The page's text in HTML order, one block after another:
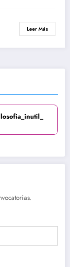
Leer Más